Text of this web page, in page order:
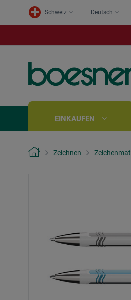
Schweiz Deutsch
EINKAUFEN
Zeichnen